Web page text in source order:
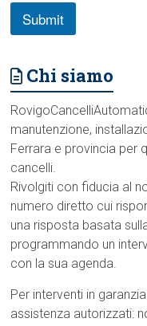
Submit
Chi siamo
manutenzione,
Ferrara e provincia per
cancelli.
Rivolgiti con fiducia al
numero diretto cui
una risposta basata
programmando un
con la sua agenda.
Per interventi in
assistenza autorizzati: